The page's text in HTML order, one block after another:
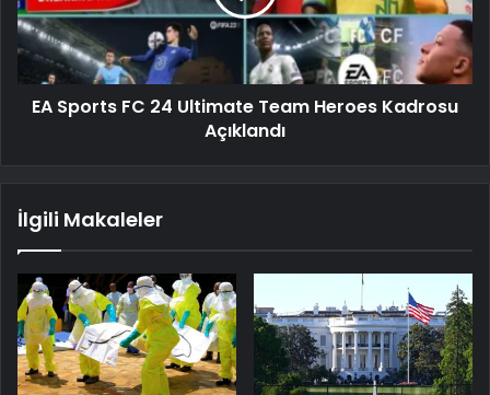
EA Sports FC 24 Ultimate Team Heroes Kadrosu
Açıklandı
İlgili Makaleler